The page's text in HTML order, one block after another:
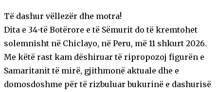
Të dashur vëllezër dhe motra!
Dita e 34-të Botërore e të Sëmurit do të kremtohet
solemnisht në Chiclayo, në Peru, më 11 shkurt 2026.
Me këtë rast kam dëshiruar të ripropozoj figurën e
Samaritanit të mirë, gjithmonë aktuale dhe e
domosdoshme për të rizbuluar bukurinë e dashurisë